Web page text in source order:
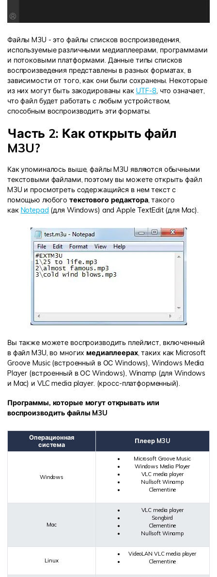
Файлы M3U - это файлы списков воспроизведения,
используемые различными медиаплеерами, программами
и потоковыми платформами. Данные типы списков
воспроизведения представлены в разных форматах, в
зависимости от того, как они были сохранены. Некоторые
из них могут быть закодированы как UTF-8, что означает,
что файл будет работать с любым устройством,
способным воспроизводить эти форматы.
Часть 2: Как открыть файл
M3U?
Как упоминалось выше, файлы M3U являются обычными
текстовыми файлами, поэтому вы можете открыть файл
M3U и просмотреть содержащийся в нем текст с
помощью любого текстового редактора, такого
как Notepad (для Windows) and Apple TextEdit (для Mac).
Вы также можете воспроизводить плейлист, включенный
в файл M3U, во многих медиаплеерах, таких как Microsoft
Groove Music (встроенный в ОС Windows), Windows Media
Player (встроенный в ОС Windows), Winamp (для Windows
и Mac) и VLC media player. (кросс-платформенный).
Программы, которые могут открывать или
воспроизводить файлы M3U
Операционная
система
Плеер M3U
Windows
Microsoft Groove Music
Windows Media Player
VLC media player
Nullsoft Winamp
Clementine
Mac
VLC media player
Songbird
Clementine
Nullsoft Winamp
Linux
VideoLAN VLC media player
Clementine